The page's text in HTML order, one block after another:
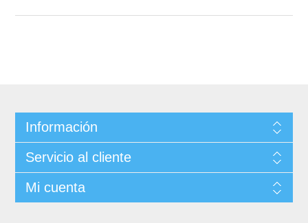
Información
Servicio al cliente
Mi cuenta